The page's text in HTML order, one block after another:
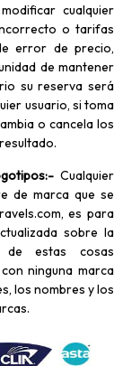
cualquier
o tarifas
error de precio,
de mantener
su reserva será
usuario, si toma
o cancela los
:- Cualquier
de marca que se
es para
sobre la
de estas cosas
ninguna marca
los nombres y los